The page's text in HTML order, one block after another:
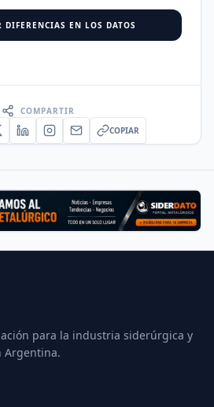
DIFERENCIAS EN LOS DATOS
COMPARTIR
COPIAR
para la industria siderúrgica y
Argentina.